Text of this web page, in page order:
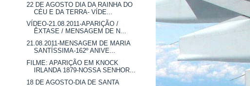
22 DE AGOSTO DIA DA RAINHA DO
CÉU E DA TERRA- VÍDE...
VÍDEO-21.08.2011-APARIÇÃO /
ÊXTASE / MENSAGEM DE N...
21.08.2011-MENSAGEM DE MARIA
SANTÍSSIMA-162º ANIVE...
FILME: APARIÇÃO EM KNOCK
IRLANDA 1879-NOSSA SENHOR...
18 DE AGOSTO-DIA DE SANTA